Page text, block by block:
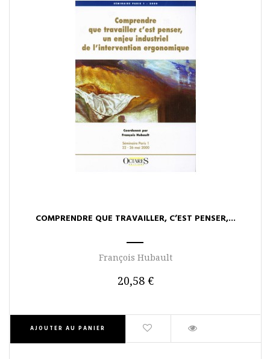
AJOUTER AU PANIER
COMPRENDRE QUE TRAVAILLER, C’EST PENSER,...
François Hubault
20,58 €